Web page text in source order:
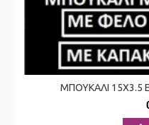
ΜΠΟΥΚΑΛΙ 15X3.5